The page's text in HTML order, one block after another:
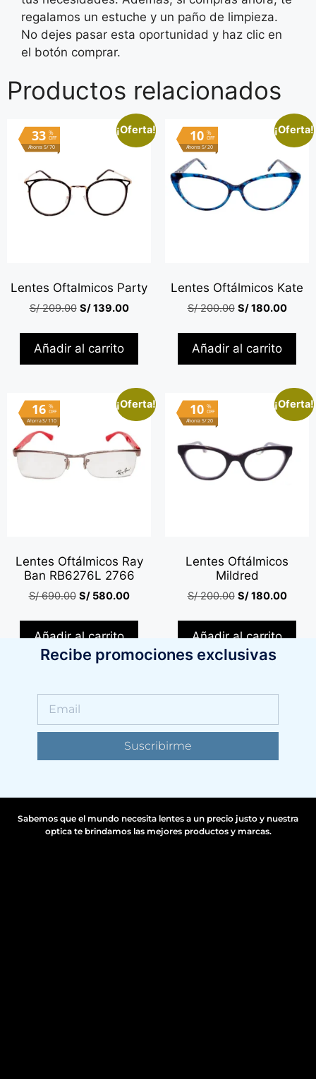
regalamos un estuche y un paño de limpieza.
No dejes pasar esta oportunidad y haz clic en
el botón comprar.
Productos relacionados
¡Oferta!
%
OFF
33
Ahorra S/ 70
Lentes Oftalmicos Party
S/209.00 S/139.00
Añadir al carrito
¡Oferta!
%
OFF
10
Ahorra S/ 20
Lentes Oftálmicos Kate
S/200.00 S/180.00
Añadir al carrito
¡Oferta!
%
OFF
16
Ahorra S/ 110
Lentes Oftálmicos Ray
Ban RB6276L 2766
S/690.00 S/580.00
Añadir al carrito
¡Oferta!
%
OFF
10
Ahorra S/ 20
Lentes Oftálmicos
Mildred
S/200.00 S/180.00
Añadir al carrito
Recibe promociones exclusivas
Suscribirme
Sabemos que el mundo necesita lentes a un precio justo y nuestra
optica te brindamos las mejores productos y marcas.